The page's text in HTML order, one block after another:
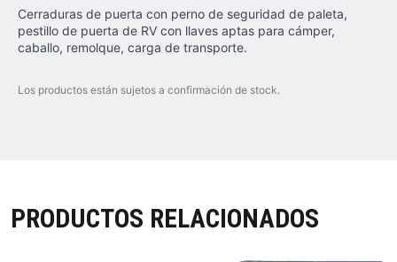
Cerraduras de puerta con perno de seguridad de paleta,
pestillo de puerta de RV con llaves aptas para cámper,
caballo, remolque, carga de transporte.
Los productos están sujetos a confirmación de stock.
PRODUCTOS RELACIONADOS